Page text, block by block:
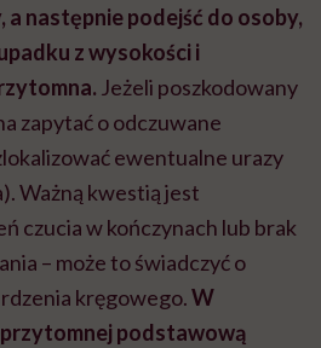
a następnie podejść do osoby,
z wysokości i
Jeżeli poszkodowany
zapytać o odczuwane
ewentualne urazy
Ważną kwestią jest
czucia w kończynach lub brak
– może to świadczyć o
kręgowego.W
podstawową